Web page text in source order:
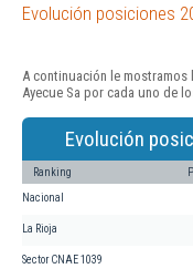
Evolución posiciones
A continuación le mostramos
Ayecue Sa por cada uno de
Evolución
Ranking
Nacional
La Rioja
Sector CNAE 1039